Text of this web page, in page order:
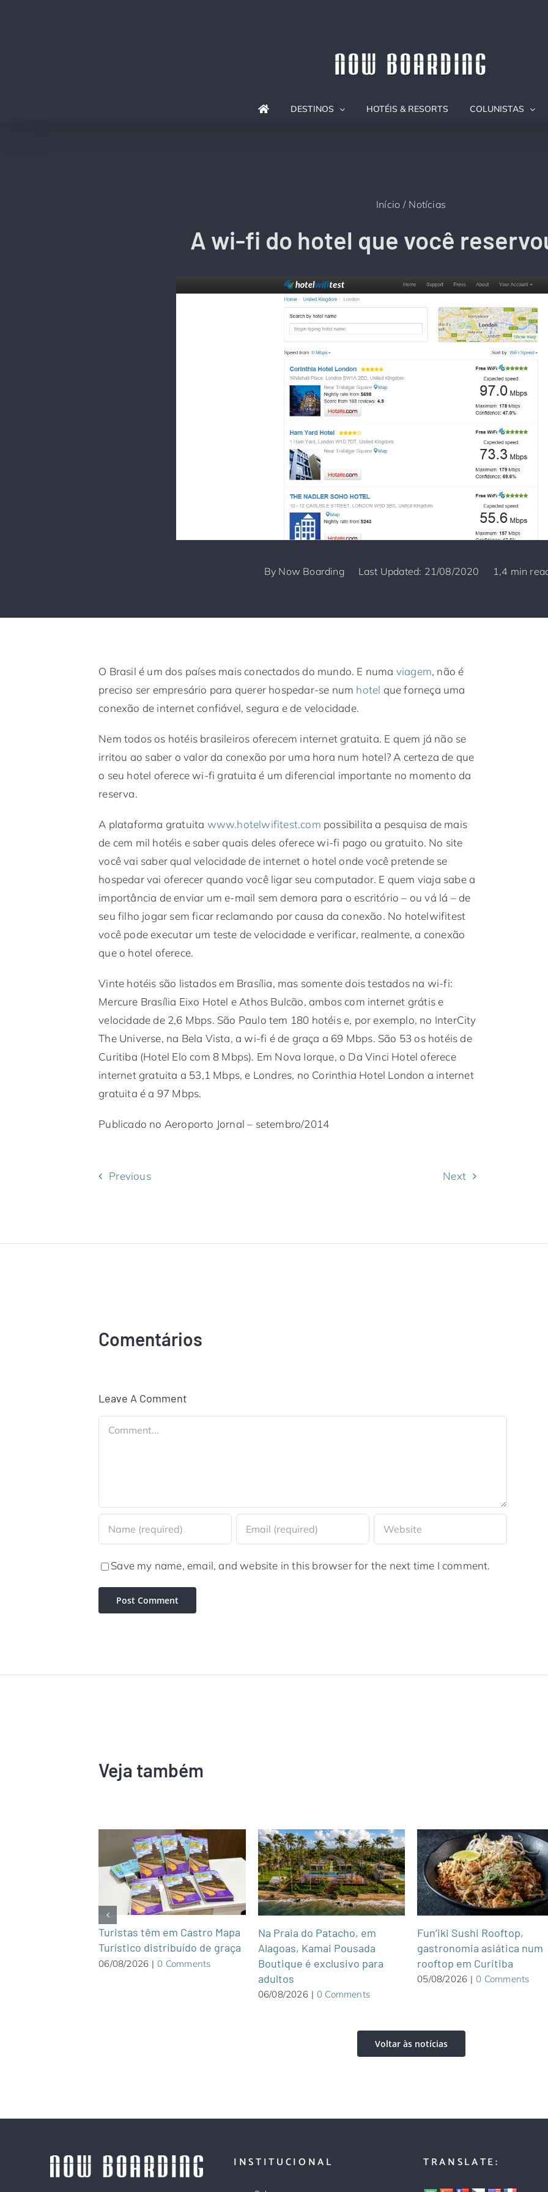
DESTINOS HOTÉIS & RESORTS COLUNISTAS
Início Notícias
A wi-fi do hotel que você
By Now Boarding Last Updated: 21/08/2020 1,4 min
O Brasil é um dos países mais conectados do mundo. E numa viagem, não é
preciso ser empresário para querer hospedar-se num hotel que forneça uma
conexão de internet confiável, segura e de velocidade.
Nem todos os hotéis brasileiros oferecem internet gratuita. E quem já não se
irritou ao saber o valor da conexão por uma hora num hotel? A certeza de que
o seu hotel oferece wi-fi gratuita é um diferencial importante no momento da
reserva.
A plataforma gratuita www.hotelwifitest.com possibilita a pesquisa de mais
de cem mil hotéis e saber quais deles oferece wi-fi pago ou gratuito. No site
você vai saber qual velocidade de internet o hotel onde você pretende se
hospedar vai oferecer quando você ligar seu computador. E quem viaja sabe a
importância de enviar um e-mail sem demora para o escritório – ou vá lá – de
seu filho jogar sem ficar reclamando por causa da conexão. No hotelwifitest
você pode executar um teste de velocidade e verificar, realmente, a conexão
que o hotel oferece.
Vinte hotéis são listados em Brasília, mas somente dois testados na wi-fi:
Mercure Brasília Eixo Hotel e Athos Bulcão, ambos com internet grátis e
velocidade de 2,6 Mbps. São Paulo tem 180 hotéis e, por exemplo, no InterCity
The Universe, na Bela Vista, a wi-fi é de graça a 69 Mbps. São 53 os hotéis de
Curitiba (Hotel Elo com 8 Mbps). Em Nova Iorque, o Da Vinci Hotel oferece
internet gratuita a 53,1 Mbps, e Londres, no Corinthia Hotel London a internet
gratuita é a 97 Mbps.
Publicado no Aeroporto Jornal – setembro/2014
Previous Next
Comentários
Leave A Comment
Comment
Save my name, email, and website in this browser for the next time I comment.
Veja também
Turistas têm em Castro Mapa
Turístico distribuído de graça
06/08/2026 | 0 Comments
Na Praia do Patacho, em
Alagoas, Kamai Pousada
Boutique é exclusivo para
adultos
06/08/2026 | 0 Comments
Fun’iki Sushi Rooftop,
gastronomia asiática num
rooftop em Curitiba
05/08/2026 | 0 Comments
Voltar às notícias
INSTITUCIONAL TRANSLATE: